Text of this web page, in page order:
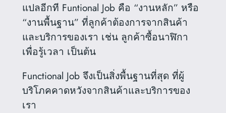
แปลอีกที Funtional Job คือ “งานหลัก” หรือ
“งานพื้นฐาน” ที่ลูกค้าต้องการจากสินค้า
และบริการของเรา เช่น ลูกค้าซื้อนาฬิกา
เพื่อรู้เวลา เป็นต้น
Functional Job จึงเป็นสิ่งพื้นฐานที่สุด ที่ผู้
บริโภคคาดหวังจากสินค้าและบริการของ
เรา